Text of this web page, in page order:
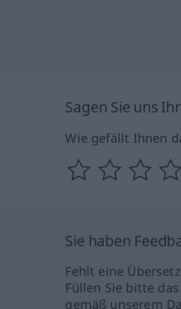
Sagen Sie uns
Wie gefällt Ihnen
Sie haben
Fehlt eine
Füllen Sie bitte
gemäß unserem